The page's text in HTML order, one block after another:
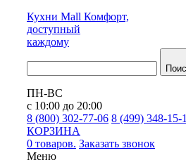
Кухни Mall Комфорт,
доступный
каждому
ПН-ВС
с 10:00 до 20:00
8 (800) 302-77-06 8 (499) 348-15-
КОРЗИНА
0 товаров. Заказать звонок
Меню